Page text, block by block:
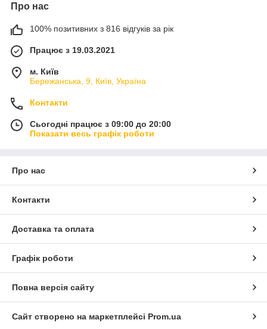
Про нас
100% позитивних з 816 відгуків за рік
Працює з 19.03.2021
м. Київ
Бережанська, 9, Київ, Україна
Контакти
Сьогодні працює з 09:00 до 20:00
Показати весь графік роботи
Про нас
Контакти
Доставка та оплата
Графік роботи
Повна версія сайту
Сайт створено на маркетплейсі Prom.ua